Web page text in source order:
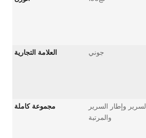
العلامة التجارية جوني
مجموعة كاملة
وإطار السرير
والمرتبة